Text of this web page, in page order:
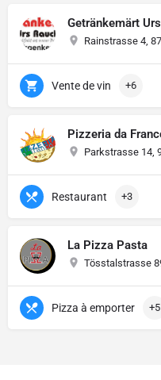
Getränkemärt
Rainstrasse 4,
Vente de vin +6
Pizzeria da
Parkstrasse 14,
Restaurant +3
La Pizza Pasta
Tösstalstrasse
Pizza à emporter +5